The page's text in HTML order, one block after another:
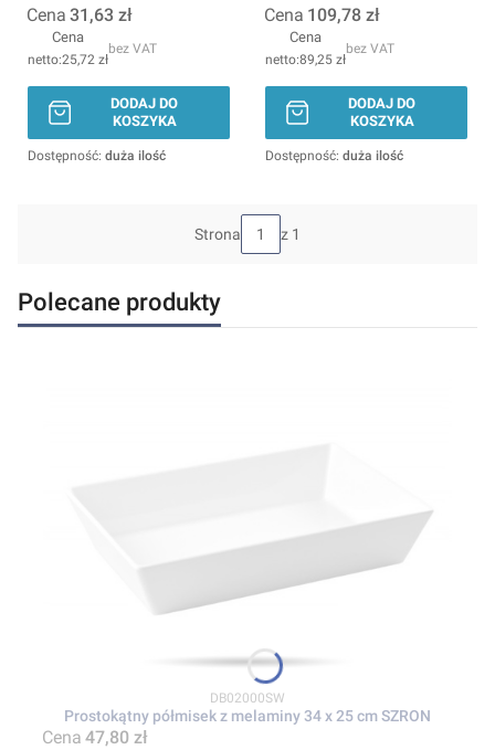
DINE
Cena 31,63 zł
Cena
25,72 zł
bez VAT
DODAJ DO
KOSZYKA
Dostępność: duża ilość
Cena 109,78 zł
Cena
89,25 zł
bez VAT
DODAJ DO
KOSZYKA
Dostępność: duża ilość
Strona z 1
Polecane produkty
Kod produktu
DB02000SW
Prostokątny półmisek z melaminy 34 x 25 cm SZRON
Cena 47,80 zł